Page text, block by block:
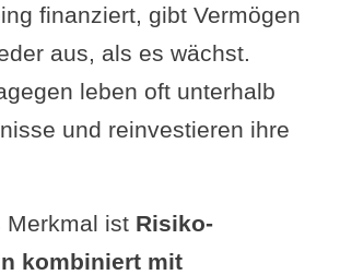
finanziert, gibt Vermögen
aus, als es wächst.
leben oft unterhalb
und reinvestieren ihre
Merkmal ist Risiko-
kombiniert mit